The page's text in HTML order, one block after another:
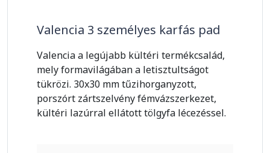
Valencia 3 személyes karfás pad
Valencia a legújabb kültéri termékcsalád,
mely formavilágában a letisztultságot
tükrözi. 30x30 mm tűzihorganyzott,
porszórt zártszelvény fémvázszerkezet,
kültéri lazúrral ellátott tölgyfa lécezéssel.